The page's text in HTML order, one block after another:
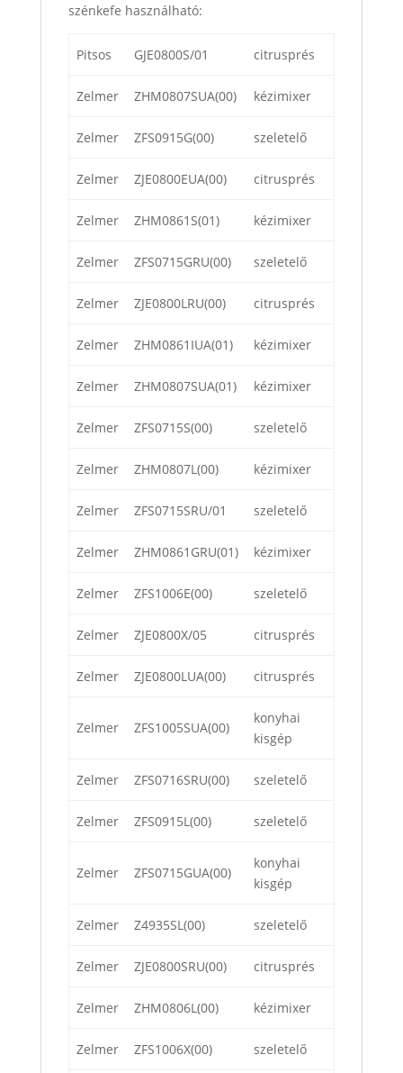
szénkefe használható:
Pitsos GJE0800S/01 citrusprés
Zelmer ZHM0807SUA(00) kézimixer
Zelmer ZFS0915G(00) szeletelő
Zelmer ZJE0800EUA(00) citrusprés
Zelmer ZHM0861S(01) kézimixer
Zelmer ZFS0715GRU(00) szeletelő
Zelmer ZJE0800LRU(00) citrusprés
Zelmer ZHM0861IUA(01) kézimixer
Zelmer ZHM0807SUA(01) kézimixer
Zelmer ZFS0715S(00) szeletelő
Zelmer ZHM0807L(00) kézimixer
Zelmer ZFS0715SRU/01 szeletelő
Zelmer ZHM0861GRU(01) kézimixer
Zelmer ZFS1006E(00) szeletelő
Zelmer ZJE0800X/05 citrusprés
Zelmer ZJE0800LUA(00) citrusprés
Zelmer ZFS1005SUA(00)
konyhai
kisgép
Zelmer ZFS0716SRU(00) szeletelő
Zelmer ZFS0915L(00) szeletelő
Zelmer ZFS0715GUA(00)
konyhai
kisgép
Zelmer Z4935SL(00) szeletelő
Zelmer ZJE0800SRU(00) citrusprés
Zelmer ZHM0806L(00) kézimixer
Zelmer ZFS1006X(00) szeletelő